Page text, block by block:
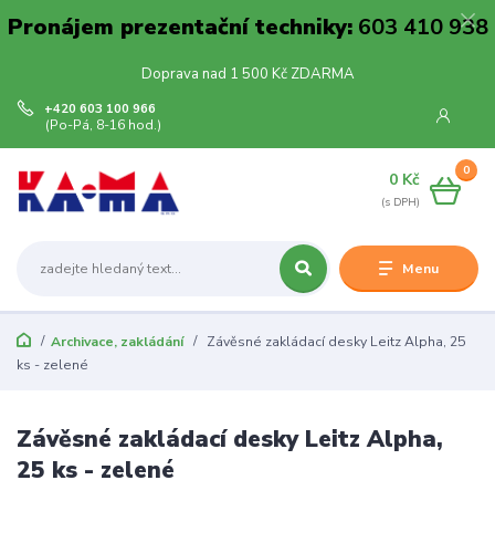
Pronájem prezentační techniky:603 410 938
Doprava nad 1 500 Kč ZDARMA
Menu
+420 603 100 966
(Po-Pá, 8-16 hod.)
0
0 Kč
Archivace, zakládání
Závěsné zakládací desky Leitz Alpha, 25
ks - zelené
Závěsné zakládací desky Leitz Alpha,
25 ks - zelené